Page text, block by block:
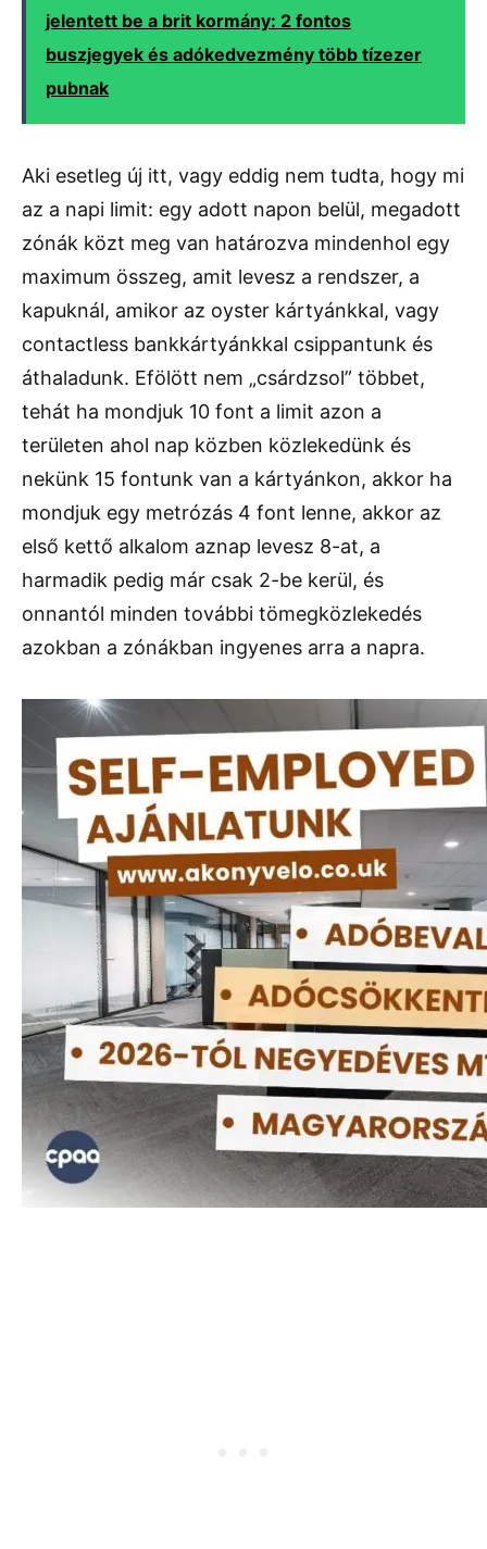
jelentett be a brit kormány: 2 fontos
buszjegyek és adókedvezmény több tízezer
pubnak
Aki esetleg új itt, vagy eddig nem tudta, hogy mi
az a napi limit: egy adott napon belül, megadott
zónák közt meg van határozva mindenhol egy
maximum összeg, amit levesz a rendszer, a
kapuknál, amikor az oyster kártyánkkal, vagy
contactless bankkártyánkkal csippantunk és
áthaladunk. Efölött nem „csárdzsol” többet,
tehát ha mondjuk 10 font a limit azon a
területen ahol nap közben közlekedünk és
nekünk 15 fontunk van a kártyánkon, akkor ha
mondjuk egy metrózás 4 font lenne, akkor az
első kettő alkalom aznap levesz 8-at, a
harmadik pedig már csak 2-be kerül, és
onnantól minden további tömegközlekedés
azokban a zónákban ingyenes arra a napra.